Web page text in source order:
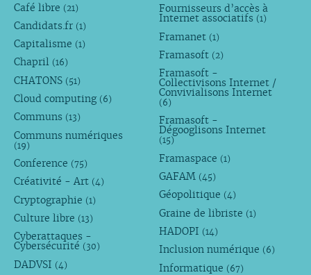
Café libre (21)
Candidats.fr (1)
Capitalisme (1)
Chapril (16)
CHATONS (51)
Cloud computing (6)
Communs (13)
Communs numériques
(19)
Conference (75)
Créativité - Art (4)
Cryptographie (1)
Culture libre (13)
Cyberattaques -
Cybersécurité (30)
DADVSI (4)
Fournisseurs d’accès à
Internet associatifs (1)
Framanet (1)
Framasoft (2)
Framasoft -
Collectivisons Internet /
Convivialisons Internet
(6)
Framasoft -
Dégooglisons Internet
(15)
Framaspace (1)
GAFAM (45)
Géopolitique (4)
Graine de libriste (1)
HADOPI (14)
Inclusion numérique (6)
Informatique (67)